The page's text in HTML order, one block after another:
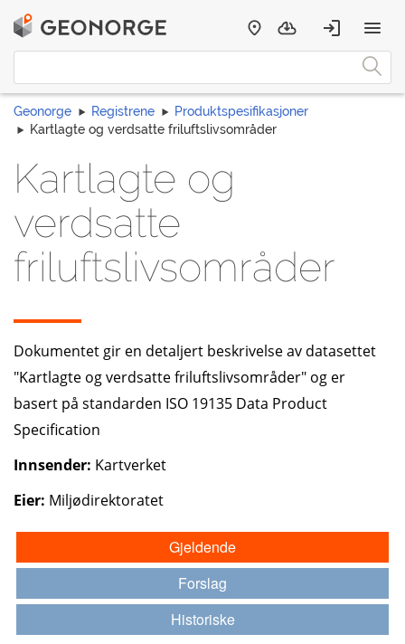
Geonorge Registrene
Produktspesifikasjoner
Kartlagte og verdsatte friluftslivsområder
Kartlagte og
verdsatte
friluftslivsområder
Dokumentet gir en detaljert beskrivelse av datasettet
"Kartlagte og verdsatte friluftslivsområder" og er
basert på standarden ISO 19135 Data Product
Specification
Innsender: Kartverket
Eier: Miljødirektoratet
Gjeldende
Forslag
Historiske